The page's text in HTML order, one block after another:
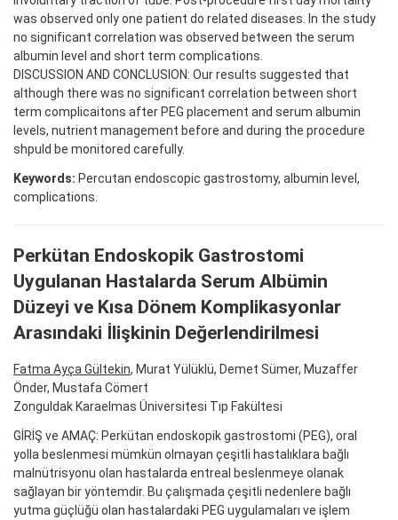
was observed only one patient do related diseases. In the study
no significant correlation was observed between the serum
albumin level and short term complications.
DISCUSSION AND CONCLUSION: Our results suggested that
although there was no significant correlation between short
term complicaitons after PEG placement and serum albumin
levels, nutrient management before and during the procedure
shpuld be monitored carefully.
Keywords: Percutan endoscopic gastrostomy, albumin level,
complications.
Perkütan Endoskopik Gastrostomi
Uygulanan Hastalarda Serum Albümin
Düzeyi ve Kısa Dönem Komplikasyonlar
Arasındaki İlişkinin Değerlendirilmesi
Fatma Ayça Gültekin, Murat Yülüklü, Demet Sümer, Muzaffer
Önder, Mustafa Cömert
Zonguldak Karaelmas Üniversitesi Tıp Fakültesi
GİRİŞ ve AMAÇ: Perkütan endoskopik gastrostomi (PEG), oral
yolla beslenmesi mümkün olmayan çeşitli hastalıklara bağlı
malnütrisyonu olan hastalarda entreal beslenmeye olanak
sağlayan bir yöntemdir. Bu çalışmada çeşitli nedenlere bağlı
yutma güçlüğü olan hastalardaki PEG uygulamaları ve işlem